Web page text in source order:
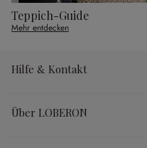
Teppich-Guide
Mehr entdecken
Hilfe & Kontakt
Über LOBERON